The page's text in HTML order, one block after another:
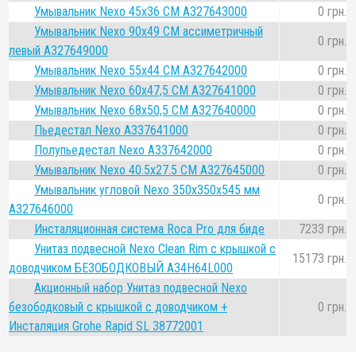
Умывальник Nexo 45x36 СМ A327643000
0 грн.
Умывальник Nexo 90x49 СМ ассиметричный
левый A327649000
0 грн.
Умывальник Nexo 55x44 СМ A327642000
0 грн.
Умывальник Nexo 60x47,5 СМ A327641000
0 грн.
Умывальник Nexo 68x50,5 СМ A327640000
0 грн.
Пьедестал Nexo A337641000
0 грн.
Полупьедестал Nexo A337642000
0 грн.
Умывальник Nexo 40.5x27.5 СМ A327645000
0 грн.
Умывальник угловой Nexo 350x350х545 мм
A327646000
0 грн.
Инсталяционная система Roca Pro для биде
7233 грн.
Унитаз подвесной Nexo Clean Rim с крышкой с
доводчиком БЕЗОБОДКОВЫЙ A34H64L000
15173 грн.
Акционный набор Унитаз подвесной Nexo
безободковый с крышкой с доводчиком +
Инсталяция Grohe Rapid SL 38772001
0 грн.